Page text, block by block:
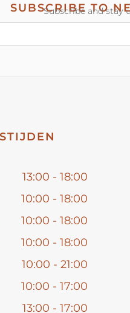
SUBSCRIBE TO
Subscribe and stay
13:00 - 18:00
10:00 - 18:00
10:00 - 18:00
10:00 - 18:00
10:00 - 21:00
10:00 - 17:00
13:00 - 17:00